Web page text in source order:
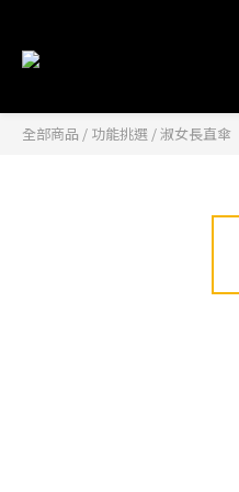
全部商品 / 功能挑選 /淑女長直傘